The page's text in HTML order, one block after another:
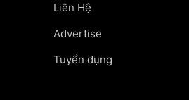
Liên Hệ
Advertise
Tuyển dụng